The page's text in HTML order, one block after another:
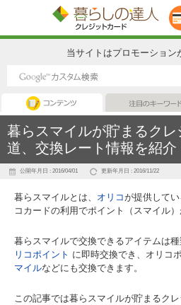
当サイトはプロモーション
コンテンツ 注目のキーワ
暮らスマイルが貯まるク
道、交換レート情報を紹介
公開年月日 : 2016/04/01 更新年月日 : 2016/11/22
暮らスマイルとは、 オリコが提供して
コカードの利用でポイント（スマイル）
暮らスマイルで交換できるアイテムは種
リコポイント に即時交換でき、オリコ
マイルなどにも交換できます。
この記事では暮らスマイルが貯まるク